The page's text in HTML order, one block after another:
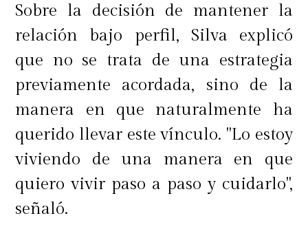
una mujer muy completa, muy
amiga, muy polola, cariñosa",
destacó.
Finalmente, Cuco hizo un balance
de este primer año de relación y
aseguró que ambos han cambiado
positivamente desde que
comenzaron su historia juntos.
Sobre la decisión de mantener la
relación bajo perfil, Silva explicó
que no se trata de una estrategia
previamente acordada, sino de la
manera en que naturalmente ha
querido llevar este vínculo. "Lo estoy
viviendo de una manera en que
quiero vivir paso a paso y cuidarlo",
señaló.